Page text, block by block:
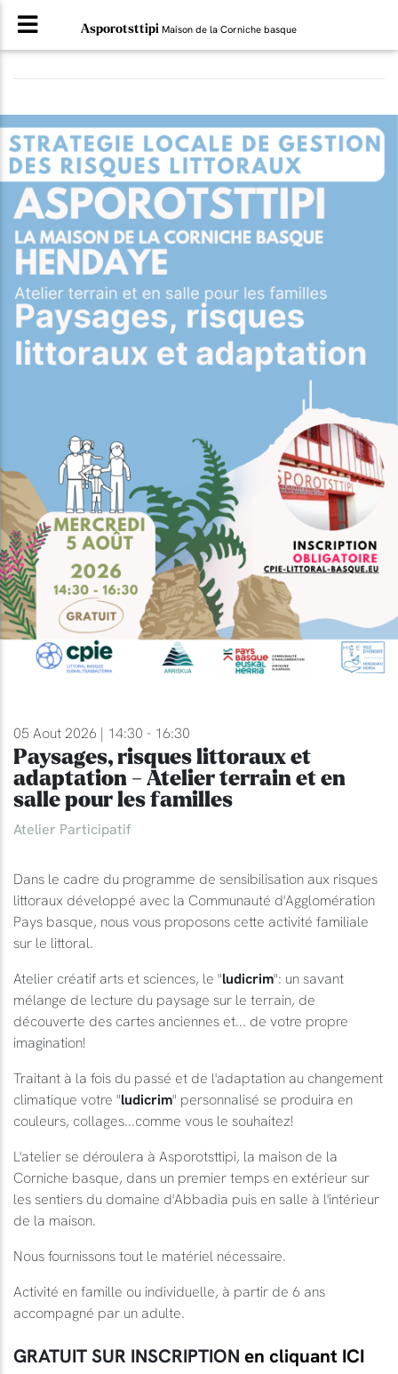
Asporotsttipi Maison de la Corniche basque
05 Aout 2026 | 14:30 - 16:30
Paysages, risques littoraux et
adaptation - Atelier terrain et en
salle pour les familles
Atelier Participatif
Dans le cadre du programme de sensibilisation aux risques
littoraux développé avec la Communauté d'Agglomération
Pays basque, nous vous proposons cette activité familiale
sur le littoral.
Atelier créatif arts et sciences, le "ludicrim": un savant
mélange de lecture du paysage sur le terrain, de
découverte des cartes anciennes et... de votre propre
imagination!
Traitant à la fois du passé et de l'adaptation au changement
climatique votre "ludicrim" personnalisé se produira en
couleurs, collages...comme vous le souhaitez!
L'atelier se déroulera à Asporotsttipi, la maison de la
Corniche basque, dans un premier temps en extérieur sur
les sentiers du domaine d'Abbadia puis en salle à l'intérieur
de la maison.
Nous fournissons tout le matériel nécessaire.
Activité en famille ou individuelle, à partir de 6 ans
accompagné par un adulte.
GRATUIT SUR INSCRIPTION en cliquant ICI